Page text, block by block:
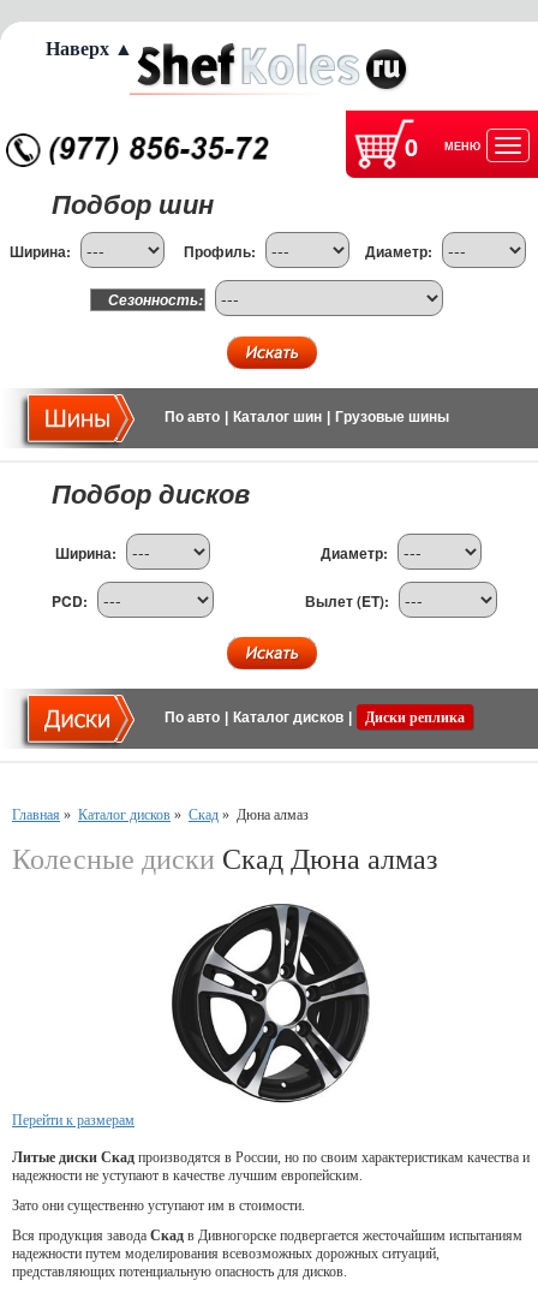
0 МЕНЮ
Подбор шин
Ширина: Профиль: Диаметр:
Сезонность:
По авто Каталог шин Грузовые шины
Подбор дисков
Ширина: Диаметр:
PCD: Вылет (ET):
По авто Каталог дисков Диски реплика
Главная » Каталог дисков » Скад » Дюна алмаз
Колесные диски Скад Дюна алмаз
Перейти к размерам
Литые диски Скад производятся в России, но по своим характеристикам качества и
надежности не уступают в качестве лучшим европейским.
Зато они существенно уступают им в стоимости.
Вся продукция завода Скад в Дивногорске подвергается жесточайшим испытаниям
надежности путем моделирования всевозможных дорожных ситуаций,
представляющих потенциальную опасность для дисков.
Наверх ▲